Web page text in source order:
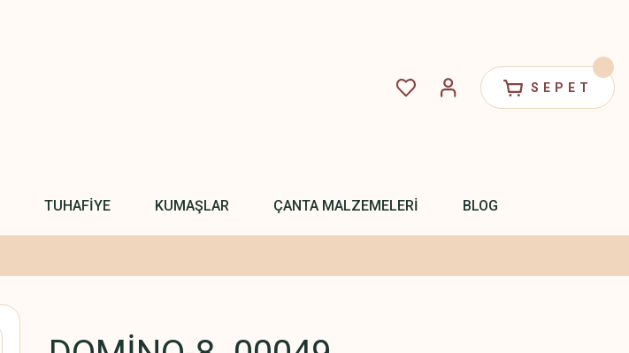
SEPET
TUHAFİYE KUMAŞLAR ÇANTA MALZEMELERİ BLOG